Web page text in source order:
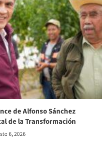
de Alfonso Sánchez
de la Transformación
6, 2026